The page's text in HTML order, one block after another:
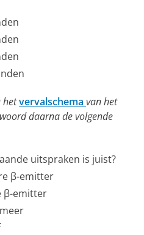
hetvervalschema van het
daarna de volgende
uitspraken is juist?
β-emitter
β-emitter